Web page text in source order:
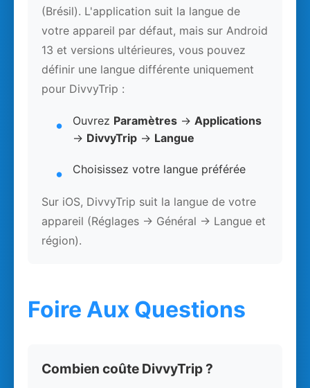
(Brésil). L'application suit la langue de
votre appareil par défaut, mais sur Android
13 et versions ultérieures, vous pouvez
définir une langue différente uniquement
pour DivvyTrip :
Ouvrez Paramètres → Applications
→ DivvyTrip → Langue
Choisissez votre langue préférée
Sur iOS, DivvyTrip suit la langue de votre
appareil (Réglages → Général → Langue et
région).
Foire Aux Questions
Combien coûte DivvyTrip ?